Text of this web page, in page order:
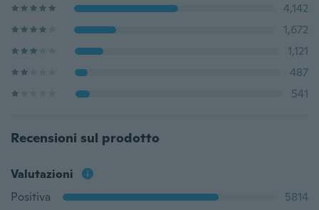
4,142
1,672
1,121
487
541
Recensioni sul prodotto
Valutazioni
Positiva
5814